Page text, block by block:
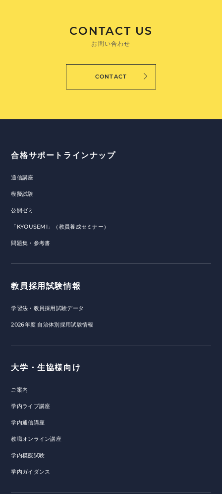
CONTACT US
お問い合わせ
CONTACT
合格サポートラインナップ
通信講座
模擬試験
公開ゼミ
「KYOUSEMI」（教員養成セミナー）
問題集・参考書
教員採用試験情報
学習法・教員採用試験データ
2026年度 自治体別採用試験情報
大学・生協様向け
ご案内
学内ライブ講座
学内通信講座
教職オンライン講座
学内模擬試験
学内ガイダンス